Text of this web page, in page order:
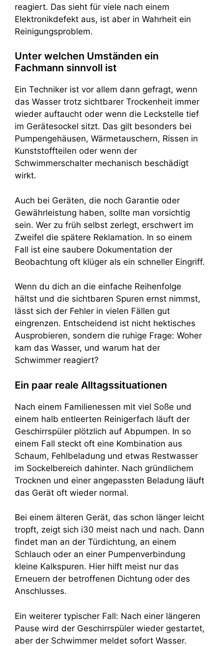
reagiert. Das sieht für viele nach einem
Elektronikdefekt aus, ist aber in Wahrheit ein
Reinigungsproblem.
Unter welchen Umständen ein
Fachmann sinnvoll ist
Ein Techniker ist vor allem dann gefragt, wenn
das Wasser trotz sichtbarer Trockenheit immer
wieder auftaucht oder wenn die Leckstelle tief
im Gerätesockel sitzt. Das gilt besonders bei
Pumpengehäusen, Wärmetauschern, Rissen in
Kunststoffteilen oder wenn der
Schwimmerschalter mechanisch beschädigt
wirkt.
Auch bei Geräten, die noch Garantie oder
Gewährleistung haben, sollte man vorsichtig
sein. Wer zu früh selbst zerlegt, erschwert im
Zweifel die spätere Reklamation. In so einem
Fall ist eine saubere Dokumentation der
Beobachtung oft klüger als ein schneller Eingriff.
Wenn du dich an die einfache Reihenfolge
hältst und die sichtbaren Spuren ernst nimmst,
lässt sich der Fehler in vielen Fällen gut
eingrenzen. Entscheidend ist nicht hektisches
Ausprobieren, sondern die ruhige Frage: Woher
kam das Wasser, und warum hat der
Schwimmer reagiert?
Ein paar reale Alltagssituationen
Nach einem Familienessen mit viel Soße und
einem halb entleerten Reinigerfach läuft der
Geschirrspüler plötzlich auf Abpumpen. In so
einem Fall steckt oft eine Kombination aus
Schaum, Fehlbeladung und etwas Restwasser
im Sockelbereich dahinter. Nach gründlichem
Trocknen und einer angepassten Beladung läuft
das Gerät oft wieder normal.
Bei einem älteren Gerät, das schon länger leicht
tropft, zeigt sich i30 meist nach und nach. Dann
findet man an der Türdichtung, an einem
Schlauch oder an einer Pumpenverbindung
kleine Kalkspuren. Hier hilft meist nur das
Erneuern der betroffenen Dichtung oder des
Anschlusses.
Ein weiterer typischer Fall: Nach einer längeren
Pause wird der Geschirrspüler wieder gestartet,
aber der Schwimmer meldet sofort Wasser.